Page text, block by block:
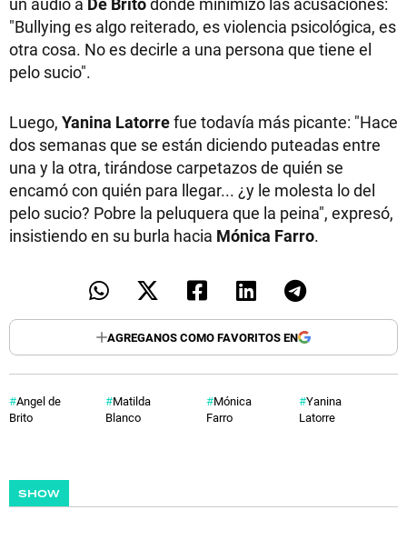
"Bullying es algo reiterado, es violencia psicológica, es
otra cosa. No es decirle a una persona que tiene el
pelo sucio".
Luego, Yanina Latorrefue todavía más picante: "Hace
dos semanas que se están diciendo puteadas entre
una y la otra, tirándose carpetazos de quién se
encamó con quién para llegar... ¿y le molesta lo del
pelo sucio? Pobre la peluquera que la peina", expresó,
insistiendo en su burla hacia Mónica Farro.
AGREGANOS COMO FAVORITOS EN
Angel de
Brito
Matilda
Blanco
Mónica
Farro
Yanina
Latorre
SHOW